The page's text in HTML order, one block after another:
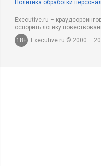
Политика обработки
Executive.ru –
оспорить логику
18+
Executive.ru © 2000 –